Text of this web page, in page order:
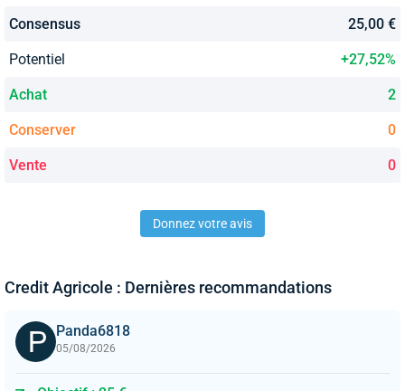
Consensus 25,00 €
Potentiel +27,52%
Achat 2
Conserver 0
Vente 0
Donnez votre avis
Credit Agricole : Dernières recommandations
Panda6818
05/08/2026